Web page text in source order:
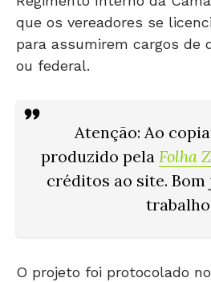
que os vereadores se
para assumirem cargos de
ou federal.
Atenção: Ao
produzido pela Folha Z
créditos ao site.
O projeto foi protocolado